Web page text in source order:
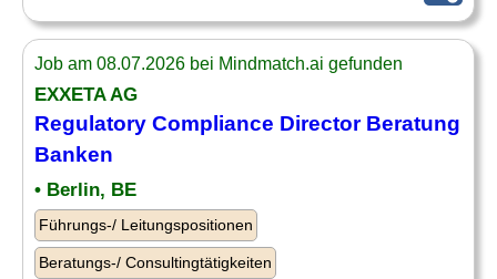
Job am 08.07.2026 bei Mindmatch.ai gefunden
EXXETA AG
Regulatory Compliance DirectorBeratung
Banken
• Berlin, BE
Führungs-/ Leitungspositionen
Beratungs-/ Consultingtätigkeiten